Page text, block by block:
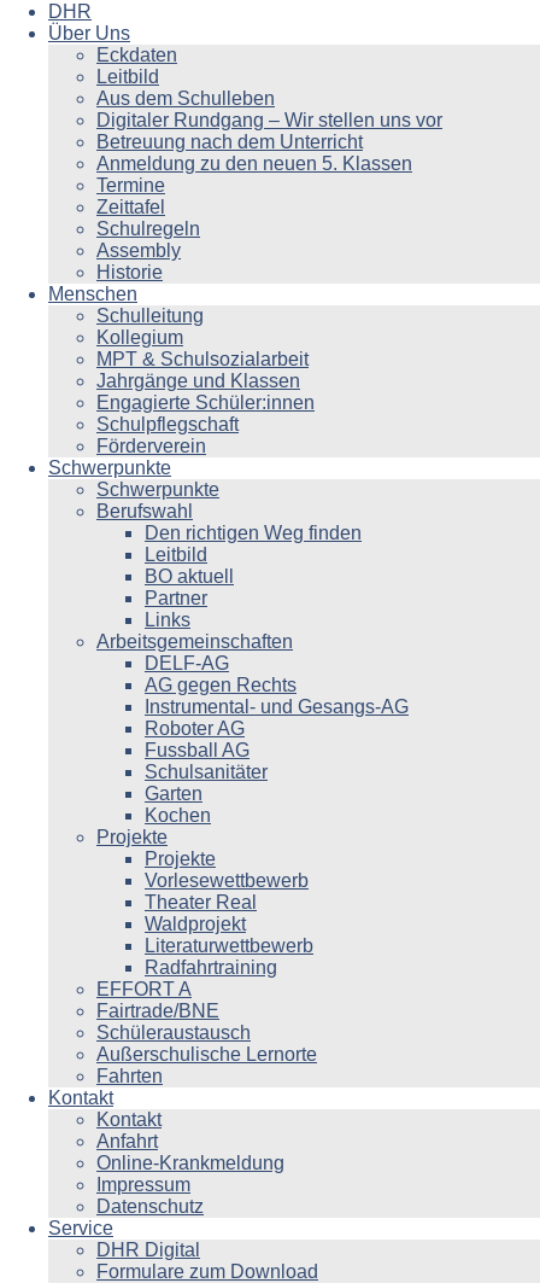
DHR
Über Uns
Eckdaten
Leitbild
Aus dem Schulleben
Digitaler Rundgang – Wir stellen uns vor
Betreuung nach dem Unterricht
Anmeldung zu den neuen 5. Klassen
Termine
Zeittafel
Schulregeln
Assembly
Historie
Menschen
Schulleitung
Kollegium
MPT & Schulsozialarbeit
Jahrgänge und Klassen
Engagierte Schüler:innen
Schulpflegschaft
Förderverein
Schwerpunkte
Schwerpunkte
Berufswahl
Den richtigen Weg finden
Leitbild
BO aktuell
Partner
Links
Arbeitsgemeinschaften
DELF-AG
AG gegen Rechts
Instrumental- und Gesangs-AG
Roboter AG
Fussball AG
Schulsanitäter
Garten
Kochen
Projekte
Projekte
Vorlesewettbewerb
Theater Real
Waldprojekt
Literaturwettbewerb
Radfahrtraining
EFFORT A
Fairtrade/BNE
Schüleraustausch
Außerschulische Lernorte
Fahrten
Kontakt
Kontakt
Anfahrt
Online-Krankmeldung
Impressum
Datenschutz
Service
DHR Digital
Formulare zum Download